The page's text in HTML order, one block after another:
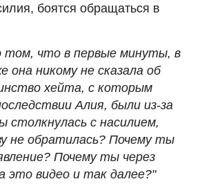
боятся обращаться в
том, что в первые минуты, в
она никому не сказала об
хейта, с которым
Алия, были из-за
столкнулась с насилием,
не обратилась? Почему ты
Почему ты через
это видео и так далее?"